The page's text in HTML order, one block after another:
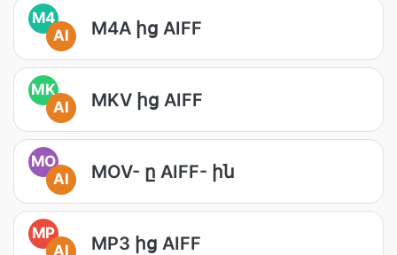
M4
AI
M4A ից AIFF
MK
AI
MKV ից AIFF
MO
AI
MOV- ը AIFF- ին
MP
AI
MP3 ից AIFF